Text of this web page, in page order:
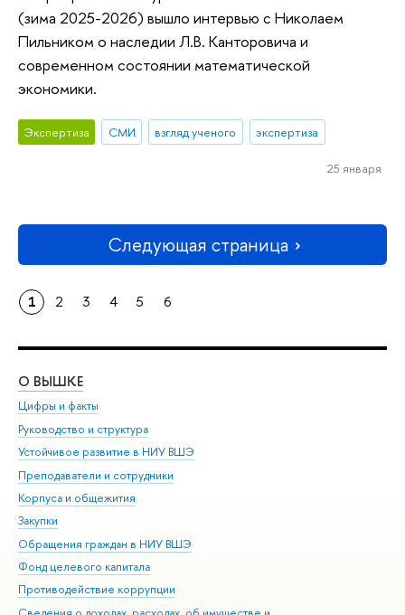
(зима 2025-2026) вышло интервью с Николаем
Пильником о наследии Л.В. Канторовича и
современном состоянии математической
экономики.
Экспертиза СМИ взгляд ученого экспертиза
25 января
Следующая страница
1 2 3 4 5 6
О ВЫШКЕ
Цифры и факты
Руководство и структура
Устойчивое развитие в НИУ ВШЭ
Преподаватели и сотрудники
Корпуса и общежития
Закупки
Обращения граждан в НИУ ВШЭ
Фонд целевого капитала
Противодействие коррупции